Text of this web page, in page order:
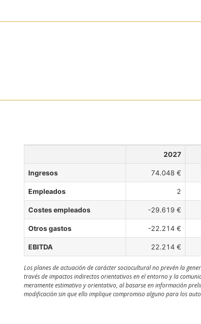
2027
Ingresos 74.048 €
Empleados 2
Costes empleados -29.619 €
Otros gastos -22.214 €
EBITDA 22.214 €
Los planes de actuación de carácter sociocultural no prevén la
través de impactos indirectos orientativos en el entorno y la
meramente estimativo y orientativo, al basarse en información
modificación sin que ello implique compromiso alguno para los